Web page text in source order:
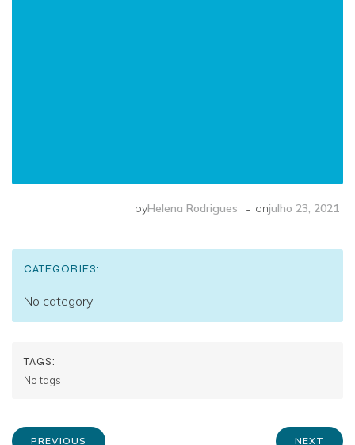
byHelena Rodrigues - onjulho 23, 2021
CATEGORIES:
No category
TAGS:
No tags
PREVIOUS NEXT